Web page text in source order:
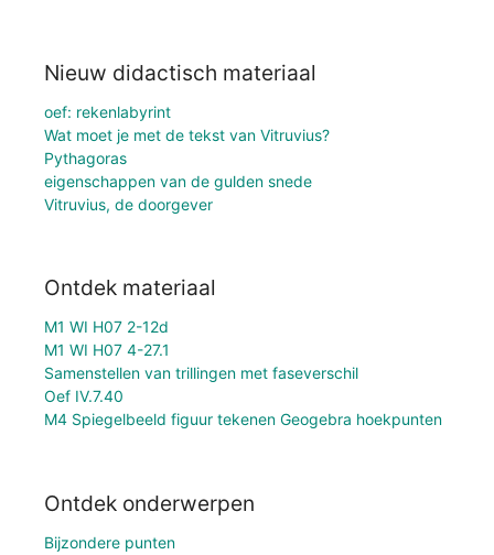
Nieuw didactisch materiaal
oef: rekenlabyrint
Wat moet je met de tekst van Vitruvius?
Pythagoras
eigenschappen van de gulden snede
Vitruvius, de doorgever
Ontdek materiaal
M1 WI H07 2-12d
M1 WI H07 4-27.1
Samenstellen van trillingen met faseverschil
Oef IV.7.40
M4 Spiegelbeeld figuur tekenen Geogebra hoekpunten
Ontdek onderwerpen
Bijzondere punten